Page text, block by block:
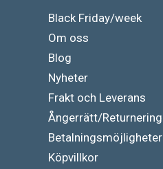
Black Friday/week
Om oss
Blog
Nyheter
Frakt och Leverans
Ångerrätt/Returnering
Betalningsmöjligheter
Köpvillkor